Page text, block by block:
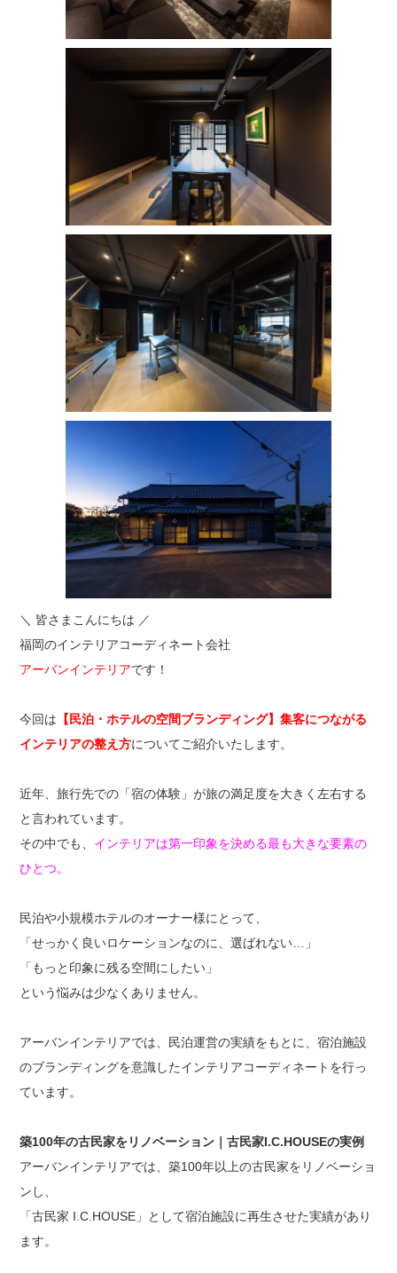
＼ 皆さまこんにちは ／
福岡のインテリアコーディネート会社
アーバンインテリアです！
今回は 【民泊・ホテルの空間ブランディング】集客につながる
インテリアの整え方についてご紹介いたします。
近年、旅行先での「宿の体験」が旅の満足度を大きく左右する
と言われています。
その中でも、 インテリアは第一印象を決める最も大きな要素の
ひとつ。
民泊や小規模ホテルのオーナー様にとって、
「せっかく良いロケーションなのに、選ばれない…」
「もっと印象に残る空間にしたい」
という悩みは少なくありません。
アーバンインテリアでは、民泊運営の実績をもとに、宿泊施設
のブランディングを意識したインテリアコーディネートを行っ
ています。
築100年の古民家をリノベーション｜古民家I.C.HOUSEの実例
アーバンインテリアでは、築100年以上の古民家をリノベーショ
ンし、
「古民家 I.C.HOUSE」として宿泊施設に再生させた実績があり
ます。